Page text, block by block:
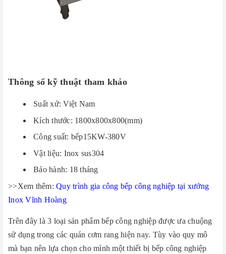
Thông số kỹ thuật tham khảo
Suất xứ: Việt Nam
Kích thước: 1800x800x800(mm)
Công suất: bếp15KW-380V
Vật liệu: Inox sus304
Bảo hành: 18 tháng
>>Xem thêm: Quy trình gia công bếp công nghiệp tại xưởng
Inox Vĩnh Hoàng
Trên đây là 3 loại sản phẩm bếp công nghiệp được ưa chuộng
sử dụng trong các quán cơm rang hiện nay. Tùy vào quy mô
mà bạn nên lựa chọn cho mình một thiết bị bếp công nghiệp